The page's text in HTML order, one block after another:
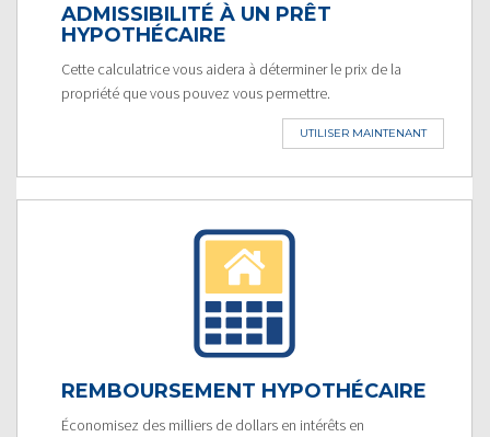
ADMISSIBILITÉ À UN PRÊT
HYPOTHÉCAIRE
Cette calculatrice vous aidera à déterminer le prix de la
propriété que vous pouvez vous permettre.
UTILISER MAINTENANT
REMBOURSEMENT HYPOTHÉCAIRE
Économisez des milliers de dollars en intérêts en